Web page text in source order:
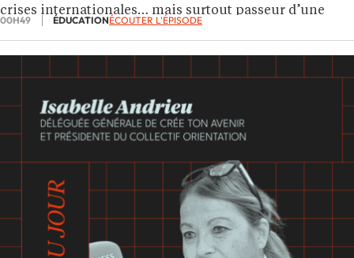
crises internationales… mais surtout passeur d’une
idée forte : négocier, c’est déjà éduquer.
00H49 ÉDUCATIONÉCOUTER L'ÉPISODE